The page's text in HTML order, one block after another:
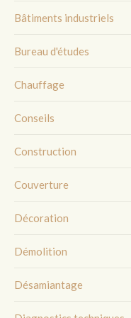
Bâtiments industriels
Bureau d'études
Chauffage
Conseils
Construction
Couverture
Décoration
Démolition
Désamiantage